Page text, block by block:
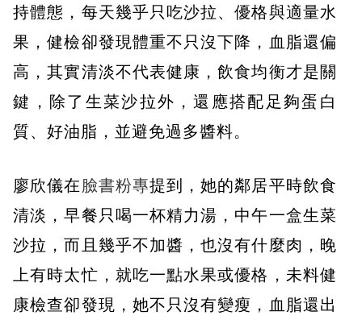
持體態，每天幾乎只吃沙拉、優格與適量水
果，健檢卻發現體重不只沒下降，血脂還偏
高，其實清淡不代表健康，飲食均衡才是關
鍵，除了生菜沙拉外，還應搭配足夠蛋白
質、好油脂，並避免過多醬料。
廖欣儀在 臉書粉專提到，她的鄰居平時飲食
清淡，早餐只喝一杯精力湯，中午一盒生菜
沙拉，而且幾乎不加醬，也沒有什麼肉，晚
上有時太忙，就吃一點水果或優格，未料健
康檢查卻發現，她不只沒有變瘦，血脂還出